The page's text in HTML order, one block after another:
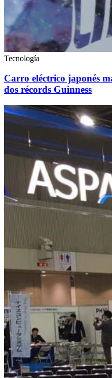
Tecnología
Carro eléctrico japonés
dos récords Guinness